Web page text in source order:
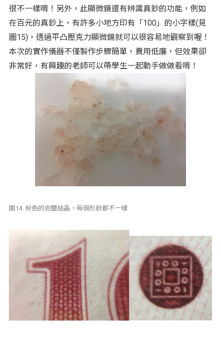
很不一樣唷！另外，此顯微鏡還有辨識真鈔的功能，例如
在百元的真鈔上，有許多小地方印有「100」的小字樣(見
圖15)，透過平凸壓克力顯微鏡就可以很容易地觀察到喔！
本次的實作儀器不僅製作步驟簡單，費用低廉，但效果卻
非常好，有興趣的老師可以帶學生一起動手做做看唷！
圖14. 粉色的岩鹽結晶，每個形狀都不一樣